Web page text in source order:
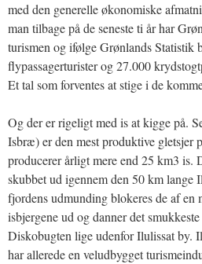
med den generelle økonomiske
man tilbage på de seneste ti år har
turismen og ifølge Grønlands Statistik
flypassagerturister og 27.000
Et tal som forventes at stige i de
Og der er rigeligt med is at kigge på.
Isbræ) er den mest produktive gletsjer
producerer årligt mere end 25 km3 is.
skubbet ud igennem den 50 km lange
fjordens udmunding blokeres de af
isbjergene ud og danner det
Diskobugten lige udenfor Ilulissat by.
har allerede en veludbygget